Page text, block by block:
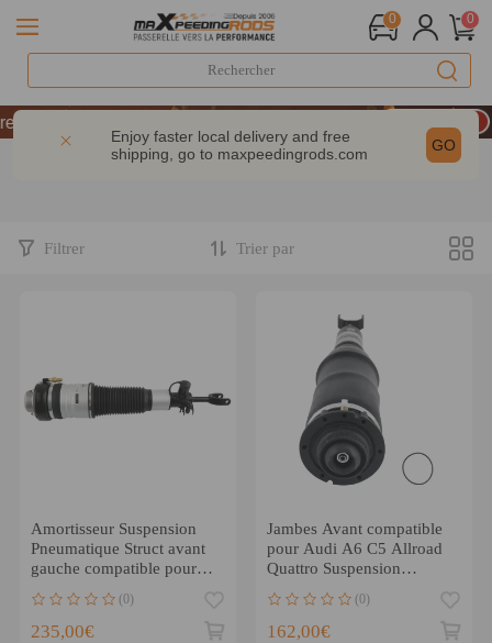
0 0
LIVRAISON GRATUITE À DOMICILE - FR
| CODE : MXR20TH
CODE : WELCOME
Enjoy faster local delivery and free
shipping, go to maxpeedingrods.com GO
Filtrer Trier par
Amortisseur Suspension
Pneumatique Struct avant
gauche compatible pour
(0)
235,00€
Jambes Avant compatible
pour Audi A6 C5 Allroad
Quattro Suspension
fr
(0)
162,00€